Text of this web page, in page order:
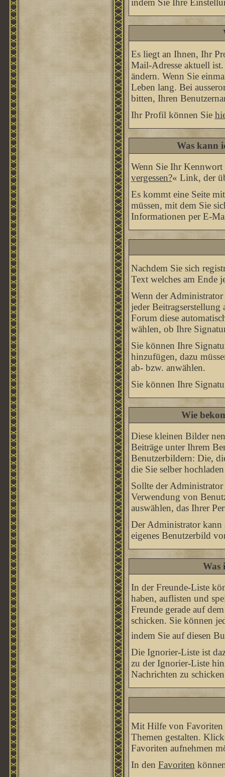
indem Sie Ihre
Es liegt an Ihnen, Ihr
Mail-Adresse aktuell
ändern. Wenn Sie
Leben lang. Bei
bitten, Ihren
Ihr Profil können Sie
Was kann
Wenn Sie Ihr Kennwort
vergessen?« Link, der
Es kommt eine Seite
müssen, mit dem Sie
Informationen per E-
Nachdem Sie sich
Text welches am Ende
Wenn der
jeder
Forum diese
wählen, ob Ihre
Sie können Ihre
hinzufügen, dazu
ab- bzw. anwählen.
Sie können Ihre
Wie
Diese kleinen Bilder
Beiträge unter Ihrem
Benutzerbildern: Die,
die Sie selber
Sollte der
Verwendung von
auswählen, das Ihrer
Der Administrator kann
eigenes Benutzerbild
Was
In der Freunde-Liste
haben, auflisten und
Freunde gerade auf
schicken. Sie können
indem Sie auf diesen
Die Ignorier-Liste ist
zu der Ignorier-Liste
Nachrichten zu
Mit Hilfe von Favoriten
Themen gestalten.
Favoriten aufnehmen
In den Favoriten